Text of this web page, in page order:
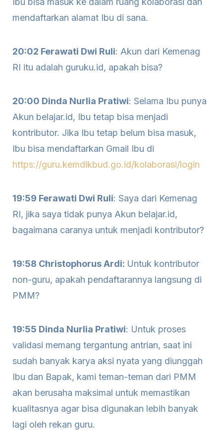
mendaftarkan alamat Ibu di sana.
20:02 Ferawati Dwi Ruli: Akun dari Kemenag
RI itu adalah guruku.id, apakah bisa?
20:00 Dinda Nurlia Pratiwi: Selama Ibu punya
Akun belajar.id, Ibu tetap bisa menjadi
kontributor. Jika Ibu tetap belum bisa masuk,
Ibu bisa mendaftarkan Gmail Ibu di
https://guru.kemdikbud.go.id/kolaborasi/login
19:59 Ferawati Dwi Ruli: Saya dari Kemenag
RI, jika saya tidak punya Akun belajar.id,
bagaimana caranya untuk menjadi kontributor?
19:58 Christophorus Ardi: Untuk kontributor
non-guru, apakah pendaftarannya langsung di
PMM?
19:55 Dinda Nurlia Pratiwi: Untuk proses
validasi memang tergantung antrian, saat ini
sudah banyak karya aksi nyata yang diunggah
Ibu dan Bapak, kami teman-teman dari PMM
akan berusaha maksimal untuk memastikan
kualitasnya agar bisa digunakan lebih banyak
lagi oleh rekan guru.